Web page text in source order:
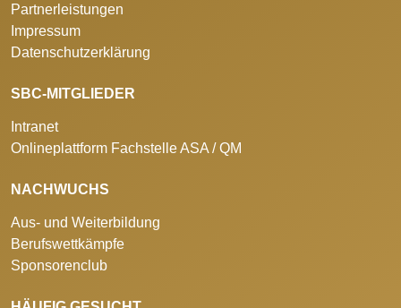
Partnerleistungen
Impressum
Datenschutzerklärung
SBC-MITGLIEDER
Intranet
Onlineplattform Fachstelle ASA / QM
NACHWUCHS
Aus- und Weiterbildung
Berufswettkämpfe
Sponsorenclub